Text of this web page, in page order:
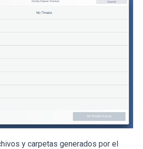
y carpetas generados por el